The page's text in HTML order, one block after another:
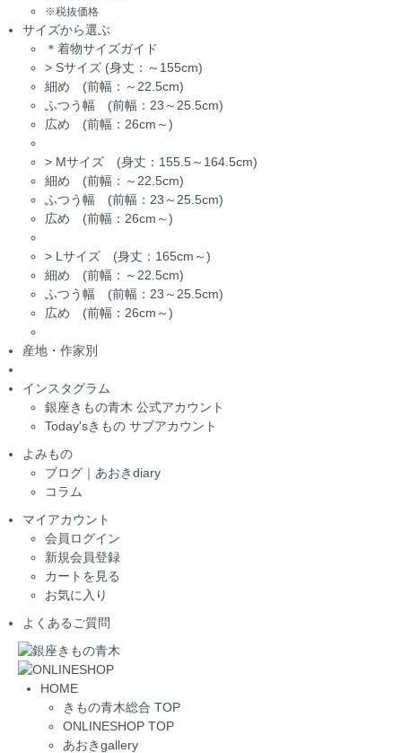
※税抜価格
サイズから選ぶ
＊着物サイズガイド
> Sサイズ (身丈：～155cm)
細め (前幅：～22.5cm)
ふつう幅 (前幅：23～25.5cm)
広め (前幅：26cm～)
> Mサイズ (身丈：155.5～164.5cm)
細め (前幅：～22.5cm)
ふつう幅 (前幅：23～25.5cm)
広め (前幅：26cm～)
> Lサイズ (身丈：165cm～)
細め (前幅：～22.5cm)
ふつう幅 (前幅：23～25.5cm)
広め (前幅：26cm～)
産地・作家別
インスタグラム
銀座きもの青木 公式アカウント
Today'sきもの サブアカウント
よみもの
ブログ｜あおきdiary
コラム
マイアカウント
会員ログイン
新規会員登録
カートを見る
お気に入り
よくあるご質問
HOME
きもの青木総合 TOP
ONLINESHOP TOP
あおきgallery